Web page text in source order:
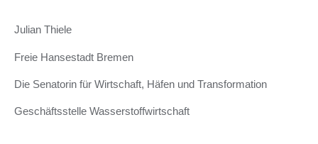
Julian Thiele
Freie Hansestadt Bremen
Die Senatorin für Wirtschaft, Häfen und Transformation
Geschäftsstelle Wasserstoffwirtschaft